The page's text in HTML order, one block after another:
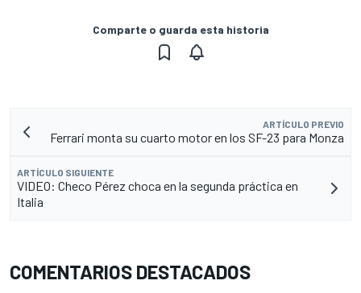
Comparte o guarda esta historia
ARTÍCULO PREVIO
Ferrari monta su cuarto motor en los SF-23 para Monza
ARTÍCULO SIGUIENTE
VIDEO: Checo Pérez choca en la segunda práctica en
Italia
COMENTARIOS DESTACADOS